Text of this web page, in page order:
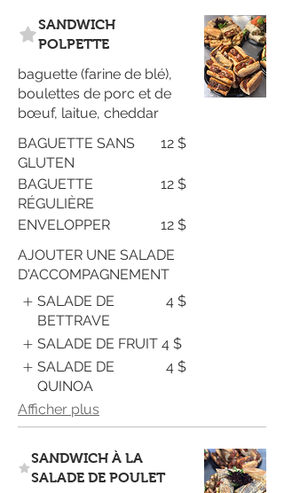
SANDWICH
POLPETTE
baguette (farine de blé),
boulettes de porc et de
bœuf, laitue, cheddar
BAGUETTE SANS
GLUTEN
12 $
BAGUETTE
RÉGULIÈRE
12 $
ENVELOPPER
12 $
AJOUTER UNE SALADE
D'ACCOMPAGNEMENT
SALADE DE
BETTRAVE
4 $
SALADE DE FRUIT 4 $
SALADE DE
QUINOA
4 $
Afficher plus
SANDWICH À LA
SALADE DE POULET